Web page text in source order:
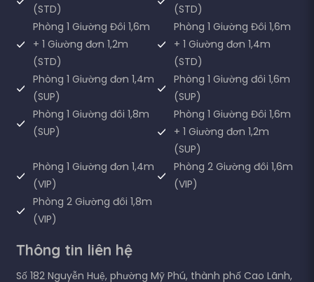
(STD)
(STD)
Phòng 1 Giường Đôi 1,6m
+ 1 Giường đơn 1,2m
(STD)
Phòng 1 Giường Đôi 1,6m
+ 1 Giường đơn 1,4m
(STD)
Phòng 1 Giường đơn 1,4m
(SUP)
Phòng 1 Giường đôi 1,6m
(SUP)
Phòng 1 Giường đôi 1,8m
(SUP)
Phòng 1 Giường Đôi 1,6m
+ 1 Giường đơn 1,2m
(SUP)
Phòng 1 Giường đơn 1,4m
(VIP)
Phòng 2 Giường đôi 1,6m
(VIP)
Phòng 2 Giường đôi 1,8m
(VIP)
Thông tin liên hệ
Số 182 Nguyễn Huệ, phường Mỹ Phú, thành phố Cao Lãnh,